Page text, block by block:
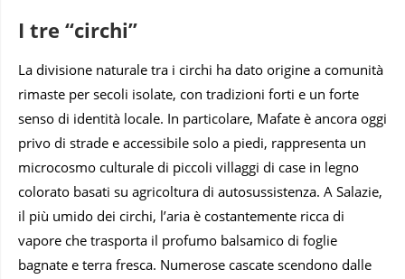
I tre “circhi”
La divisione naturale tra i circhi ha dato origine a comunità
rimaste per secoli isolate, con tradizioni forti e un forte
senso di identità locale. In particolare, Mafate è ancora oggi
privo di strade e accessibile solo a piedi, rappresenta un
microcosmo culturale di piccoli villaggi di case in legno
colorato basati su agricoltura di autosussistenza. A Salazie,
il più umido dei circhi, l’aria è costantemente ricca di
vapore che trasporta il profumo balsamico di foglie
bagnate e terra fresca. Numerose cascate scendono dalle